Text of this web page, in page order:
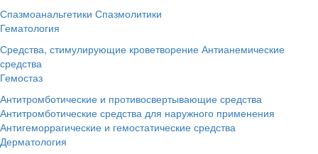
Спазмоанальгетики Спазмолитики
Гематология
Средства, стимулирующие кроветворение Антианемические
средства
Гемостаз
Антитромботические и противосвертывающие средства
Антитромботические средства для наружного применения
Антигеморрагические и гемостатические средства
Дерматология